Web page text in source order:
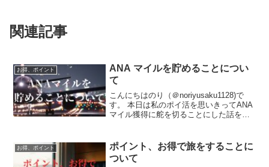
関連記事
お得、ポイント
ANA マイルを貯めることについ
て
こんにちはのり（＠noriyusaku1128)で
す。 本日は私のポイ活を思いきってANA
マイル獲得に舵を切ることにした話をし
を経験を積み重ねていくことで、マイル
に集約...
お得、ポイント
ポイント、お得で旅をすることに
ついて